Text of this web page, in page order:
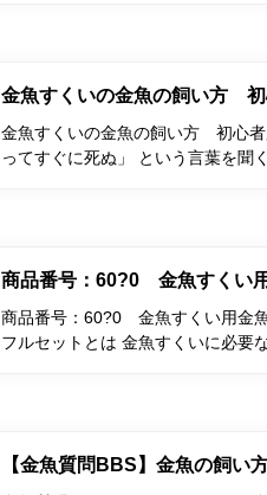
金魚すくいの金魚の飼い方
金魚すくいの金魚の飼い方 初心
ってすぐに死ぬ」 という言葉を聞
商品番号：60?0 金魚すくい
商品番号：60?0 金魚すくい用金
フルセットとは 金魚すくいに必要
【金魚質問BBS】金魚の飼い